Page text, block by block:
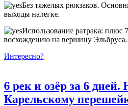
Без тяжелых рюкзаков.
выходы налегке.
Использование ратрака: плюс
восхождению на вершину Эльбруса.
Интересно?
6 рек и озёр за 6 дней.
Карельскому